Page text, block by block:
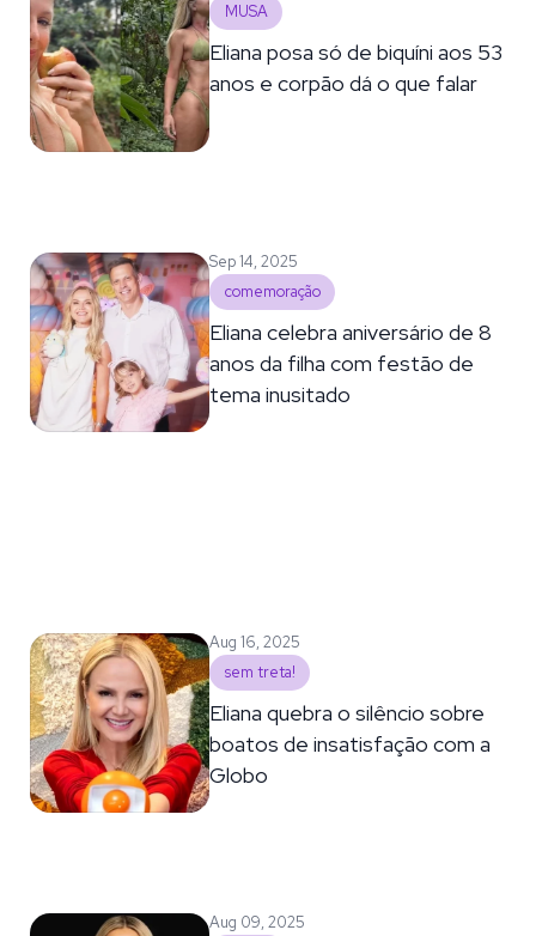
MUSA
Eliana posa só de biquíni aos 53
anos e corpão dá o que falar
Sep 14, 2025
comemoração
Eliana celebra aniversário de 8
anos da filha com festão de
tema inusitado
Aug 16, 2025
sem treta!
Eliana quebra o silêncio sobre
boatos de insatisfação com a
Globo
Aug 09, 2025